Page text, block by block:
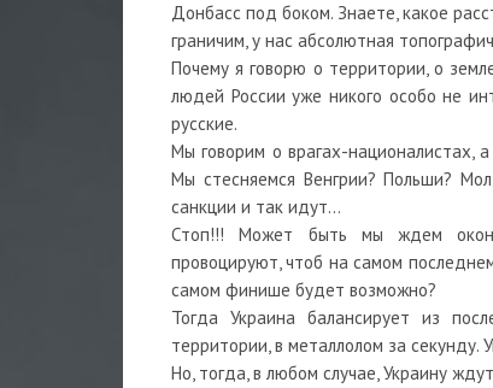
Донбасс под боком. Знаете, какое
граничим, у нас абсолютная
Почему я говорю о территории, о
людей России уже никого особо не
русские.
Мы говорим о врагах-националистах,
Мы стесняемся Венгрии? Польши?
санкции и так идут...
Стоп!!! Может быть мы ждем
провоцируют, чтоб на самом
самом финише будет возможно?
Тогда Украина балансирует из
территории, в металлолом за секунду.
Но, тогда, в любом случае, Украину